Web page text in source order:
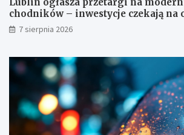
h
o
d
k
n
chodników – inwestycje czekają na
7 sierpnia 2026